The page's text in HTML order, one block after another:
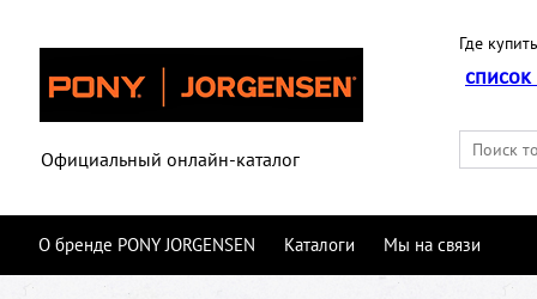
Официальный онлайн-каталог
Где
О бренде PONY JORGENSEN Каталоги Мы на связи